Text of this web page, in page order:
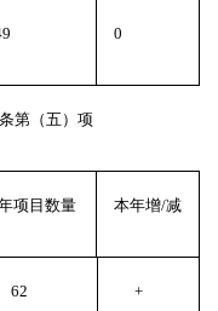
0
第（五）项
项目数量 本年增/减
62 +